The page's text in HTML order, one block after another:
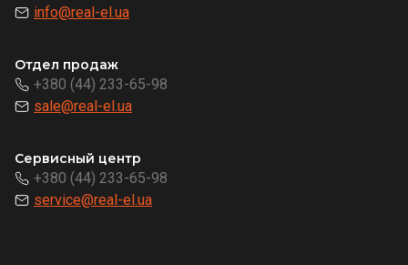
info@real-el.ua
Отдел продаж
+380 (44) 233-65-98
sale@real-el.ua
Сервисный центр
+380 (44) 233-65-98
service@real-el.ua